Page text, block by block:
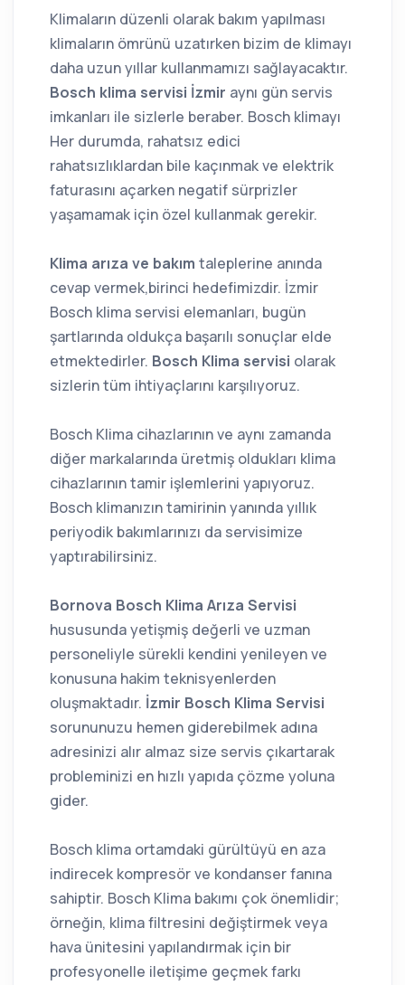
Klimaların düzenli olarak bakım yapılması
klimaların ömrünü uzatırken bizim de klimayı
daha uzun yıllar kullanmamızı sağlayacaktır.
Bosch klima servisi İzmir aynı gün servis
imkanları ile sizlerle beraber. Bosch klimayı
Her durumda, rahatsız edici
rahatsızlıklardan bile kaçınmak ve elektrik
faturasını açarken negatif sürprizler
yaşamamak için özel kullanmak gerekir.
Klima arıza ve bakım taleplerine anında
cevap vermek,birinci hedefimizdir. İzmir
Bosch klima servisi elemanları, bugün
şartlarında oldukça başarılı sonuçlar elde
etmektedirler. Bosch Klima servisi olarak
sizlerin tüm ihtiyaçlarını karşılıyoruz.
Bosch Klima cihazlarının ve aynı zamanda
diğer markalarında üretmiş oldukları klima
cihazlarının tamir işlemlerini yapıyoruz.
Bosch klimanızın tamirinin yanında yıllık
periyodik bakımlarınızı da servisimize
yaptırabilirsiniz.
Bornova Bosch Klima Arıza Servisi
hususunda yetişmiş değerli ve uzman
personeliyle sürekli kendini yenileyen ve
konusuna hakim teknisyenlerden
oluşmaktadır. İzmir Bosch Klima Servisi
sorununuzu hemen giderebilmek adına
adresinizi alır almaz size servis çıkartarak
probleminizi en hızlı yapıda çözme yoluna
gider.
Bosch klima ortamdaki gürültüyü en aza
indirecek kompresör ve kondanser fanına
sahiptir. Bosch Klima bakımı çok önemlidir;
örneğin, klima filtresini değiştirmek veya
hava ünitesini yapılandırmak için bir
profesyonelle iletişime geçmek farkı